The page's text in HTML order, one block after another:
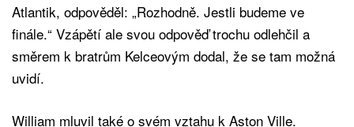
Atlantik, odpověděl: „Rozhodně. Jestli budeme ve
finále.“ Vzápětí ale svou odpověď trochu odlehčil a
směrem k bratrům Kelceovým dodal, že se tam možná
uvidí.
William mluvil také o svém vztahu k Aston Ville.